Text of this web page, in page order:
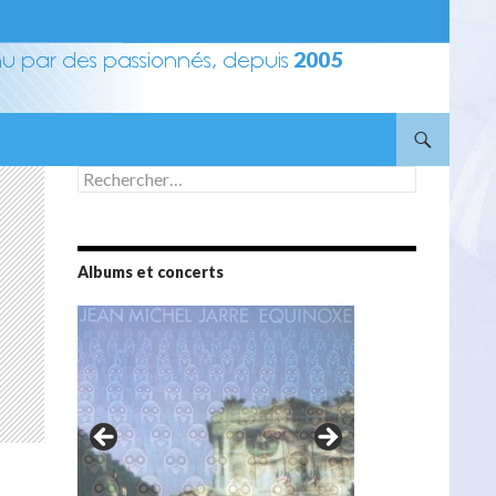
Rechercher :
Albums et concerts